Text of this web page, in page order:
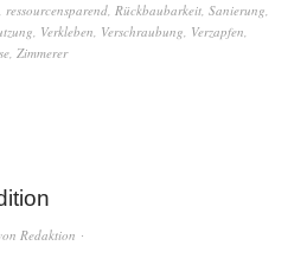
, ressourcensparend, Rückbaubarkeit, Sanierung,
, Verkleben, Verschraubung, Verzapfen,
, Zimmerer
Redaktion